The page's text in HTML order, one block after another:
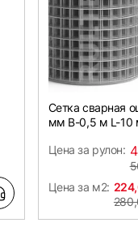
Сетка сварная
мм B-0,5 м L-10
Цена за рулон:
Цена за м2: